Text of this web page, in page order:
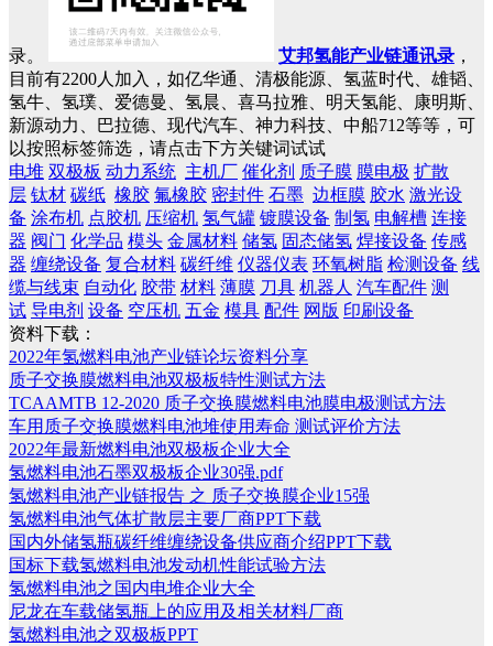
录。 艾邦氢能产业链通讯录 ，
目前有2200人加入，如亿华通、清极能源、氢蓝时代、雄韬、
氢牛、氢璞、爱德曼、氢晨、喜马拉雅、明天氢能、康明斯、
新源动力、巴拉德、现代汽车、神力科技、中船712等等，可
以按照标签筛选，请点击下方关键词试试
电堆 双极板 动力系统 主机厂 催化剂 质子膜 膜电极 扩散
层 钛材 碳纸 橡胶 氟橡胶 密封件 石墨 边框膜 胶水 激光设
备 涂布机 点胶机 压缩机 氢气罐 镀膜设备 制氢 电解槽 连接
器 阀门 化学品 模头 金属材料 储氢 固态储氢 焊接设备 传感
器 缠绕设备 复合材料 碳纤维 仪器仪表 环氧树脂 检测设备 线
缆与线束 自动化 胶带 材料 薄膜 刀具 机器人 汽车配件 测
试 导电剂 设备 空压机 五金 模具 配件 网版 印刷设备
资料下载：
2022年氢燃料电池产业链论坛资料分享
质子交换膜燃料电池双极板特性测试方法
TCAAMTB 12-2020 质子交换膜燃料电池膜电极测试方法
车用质子交换膜燃料电池堆使用寿命 测试评价方法
2022年最新燃料电池双极板企业大全
氢燃料电池石墨双极板企业30强.pdf
氢燃料电池产业链报告 之 质子交换膜企业15强
氢燃料电池气体扩散层主要厂商PPT下载
国内外储氢瓶碳纤维缠绕设备供应商介绍PPT下载
国标下载氢燃料电池发动机性能试验方法
氢燃料电池之国内电堆企业大全
尼龙在车载储氢瓶上的应用及相关材料厂商
氢燃料电池之双极板PPT